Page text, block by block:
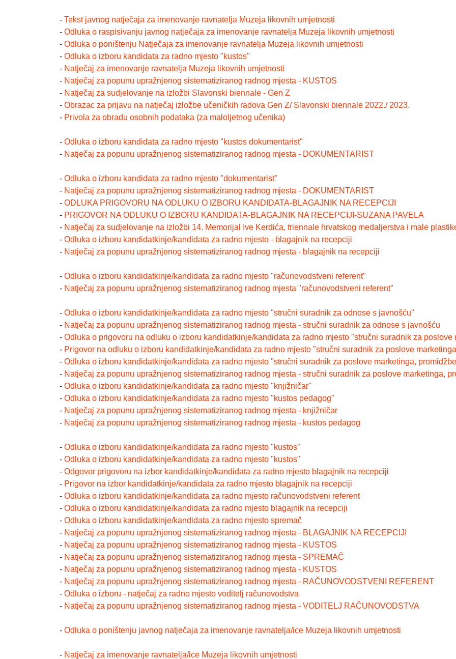
- Tekst javnog natječaja za imenovanje ravnatelja Muzeja likovnih umjetnosti
- Odluka o raspisivanju javnog natječaja za imenovanje ravnatelja Muzeja likovnih umjetnosti
- Odluka o poništenju Natječaja za imenovanje ravnatelja Muzeja likovnih umjetnosti
- Odluka o izboru kandidata za radno mjesto "kustos"
- Natječaj za imenovanje ravnatelja Muzeja likovnih umjetnosti
- Natječaj za popunu upražnjenog sistematiziranog radnog mjesta - KUSTOS
- Natječaj za sudjelovanje na izložbi Slavonski biennale - Gen Z
- Obrazac za prijavu na natječaj izložbe učeničkih radova Gen Z/ Slavonski biennale 2022./ 2023.
- Privola za obradu osobnih podataka (za maloljetnog učenika)
- Odluka o izboru kandidata za radno mjesto "kustos dokumentarist"
- Natječaj za popunu upražnjenog sistematiziranog radnog mjesta - DOKUMENTARIST
- Odluka o izboru kandidata za radno mjesto "dokumentarist"
- Natječaj za popunu upražnjenog sistematiziranog radnog mjesta - DOKUMENTARIST
- ODLUKA PRIGOVORU NA ODLUKU O IZBORU KANDIDATA-BLAGAJNIK NA RECEPCIJI
- PRIGOVOR NA ODLUKU O IZBORU KANDIDATA-BLAGAJNIK NA RECEPCIJI-SUZANA PAVELA
- Natječaj za sudjelovanje na izložbi 14. Memorijal Ive Kerdića, triennale hrvatskog medaljerstva i male
- Odluka o izboru kandidatkinje/kandidata za radno mjesto - blagajnik na recepciji
- Natječaj za popunu upražnjenog sistematiziranog radnog mjesta - blagajnik na recepciji
- Odluka o izboru kandidatkinje/kandidata za radno mjesto "računovodstveni referent"
- Natječaj za popunu upražnjenog sistematiziranog radnog mjesta "računovodstveni referent"
- Odluka o izboru kandidatkinje/kandidata za radno mjesto "stručni suradnik za odnose s javnošću"
- Natječaj za popunu upražnjenog sistematiziranog radnog mjesta - stručni suradnik za odnose s javnošću
- Odluka o prigovoru na odluku o izboru kandidatkinje/kandidata za radno mjesto "stručni suradnik za
- Prigovor na odluku o izboru kandidatkinje/kandidata za radno mjesto "stručni suradnik za poslove
- Odluka o izboru kandidatkinje/kandidata za radno mjesto "stručni suradnik za poslove marketinga,
- Natječaj za popunu upražnjenog sistematiziranog radnog mjesta - stručni suradnik za poslove marketinga,
- Odluka o izboru kandidatkinje/kandidata za radno mjesto "knjižničar"
- Odluka o izboru kandidatkinje/kandidata za radno mjesto "kustos pedagog"
- Natječaj za popunu upražnjenog sistematiziranog radnog mjesta - knjižničar
- Natječaj za popunu upražnjenog sistematiziranog radnog mjesta - kustos pedagog
- Odluka o izboru kandidatkinje/kandidata za radno mjesto "kustos"
- Odluka o izboru kandidatkinje/kandidata za radno mjesto "kustos"
- Odgovor prigovoru na izbor kandidatkinje/kandidata za radno mjesto blagajnik na recepciji
- Prigovor na izbor kandidatkinje/kandidata za radno mjesto blagajnik na recepciji
- Odluka o izboru kandidatkinje/kandidata za radno mjesto računovodstveni referent
- Odluka o izboru kandidatkinje/kandidata za radno mjesto blagajnik na recepciji
- Odluka o izboru kandidatkinje/kandidata za radno mjesto spremač
- Natječaj za popunu upražnjenog sistematiziranog radnog mjesta - BLAGAJNIK NA RECEPCIJI
- Natječaj za popunu upražnjenog sistematiziranog radnog mjesta - KUSTOS
- Natječaj za popunu upražnjenog sistematiziranog radnog mjesta - SPREMAČ
- Natječaj za popunu upražnjenog sistematiziranog radnog mjesta - KUSTOS
- Natječaj za popunu upražnjenog sistematiziranog radnog mjesta - RAČUNOVODSTVENI REFERENT
- Odluka o izboru - natječaj za radno mjesto voditelj računovodstva
- Natječaj za popunu upražnjenog sistematiziranog radnog mjesta - VODITELJ RAČUNOVODSTVA
- Odluka o poništenju javnog natječaja za imenovanje ravnatelja/ice Muzeja likovnih umjetnosti
- Natječaj za imenovanje ravnatelja/ice Muzeja likovnih umjetnosti